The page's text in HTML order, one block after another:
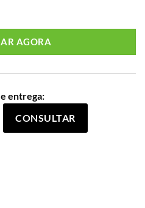
AGORA
entrega:
CONSULTAR